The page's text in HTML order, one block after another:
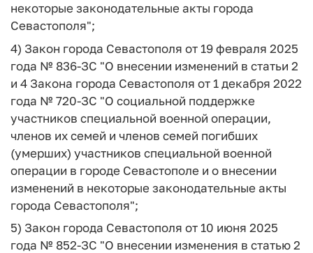
некоторые законодательные акты города
Севастополя";
4) Закон города Севастополя от 19 февраля 2025
года № 836-ЗС "О внесении изменений в статьи 2
и 4 Закона города Севастополя от 1 декабря 2022
года № 720-ЗС "О социальной поддержке
участников специальной военной операции,
членов их семей и членов семей погибших
(умерших) участников специальной военной
операции в городе Севастополе и о внесении
изменений в некоторые законодательные акты
города Севастополя";
5) Закон города Севастополя от 10 июня 2025
года № 852-ЗС "О внесении изменения в статью 2